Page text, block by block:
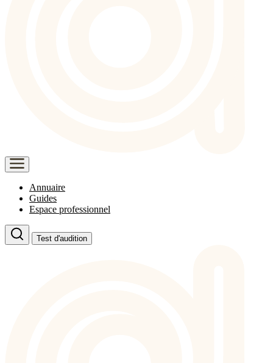
Annuaire
Guides
Espace professionnel
Test d'audition